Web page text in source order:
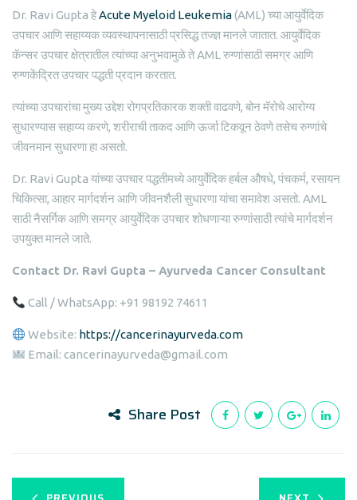
Dr. Ravi Gupta हेAcute Myeloid Leukemia(AML) च्या आयुर्वेदिक
उपचार आणि सहाय्यक व्यवस्थापनासाठी प्रसिद्ध तज्ज्ञ मानले जातात. आयुर्वेदिक
कॅन्सर उपचार क्षेत्रातील त्यांच्या अनुभवामुळे ते AML रुग्णांसाठी समग्र आणि
रुग्णकेंद्रित उपचार पद्धती प्रदान करतात.
त्यांच्या उपचारांचा मुख्य उद्देश रोगप्रतिकारक शक्ती वाढवणे, बोन मॅरोचे आरोग्य
सुधारण्यास सहाय्य करणे, शरीराची ताकद आणि ऊर्जा टिकवून ठेवणे तसेच रुग्णांचे
जीवनमान सुधारणा हा असतो.
Dr. Ravi Gupta यांच्या उपचार पद्धतीमध्ये आयुर्वेदिक हर्बल औषधे, पंचकर्म, रसायन
चिकित्सा, आहार मार्गदर्शन आणि जीवनशैली सुधारणा यांचा समावेश असतो. AML
साठी नैसर्गिक आणि समग्र आयुर्वेदिक उपचार शोधणाऱ्या रुग्णांसाठी त्यांचे मार्गदर्शन
उपयुक्त मानले जाते.
Contact Dr. Ravi Gupta – Ayurveda Cancer Consultant
Call / WhatsApp: +91 98192 74611
Website: https://cancerinayurveda.com
Email: cancerinayurveda@gmail.com
Share Post